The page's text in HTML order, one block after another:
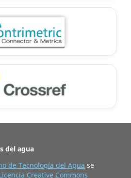
del agua
de Tecnología del Agua se
Creative Commons